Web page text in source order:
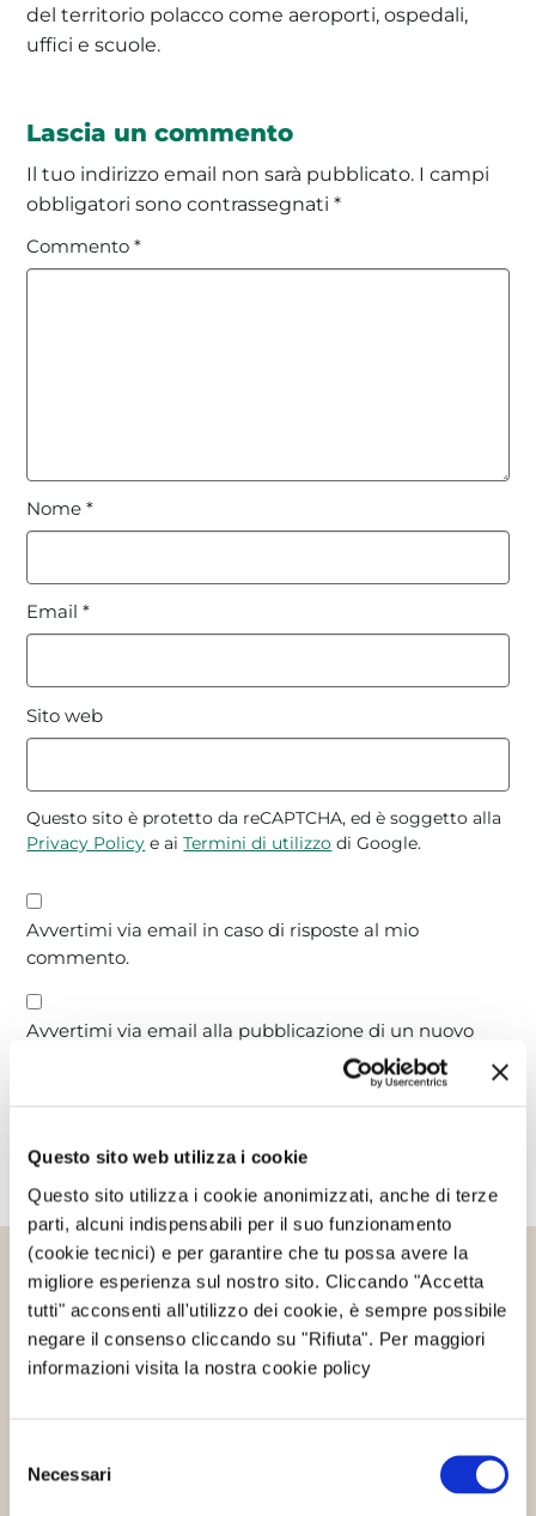
Questo sito web utilizza i cookie
Questo sito utilizza i cookie anonimizzati, anche di terze
parti, alcuni indispensabili per il suo funzionamento
(cookie tecnici) e per garantire che tu possa avere la
migliore esperienza sul nostro sito. Cliccando "Accetta
tutti" acconsenti all'utilizzo dei cookie, è sempre possibile
negare il consenso cliccando su "Rifiuta". Per maggiori
informazioni visita la nostra cookie policy
delNecessari
del territorio polacco come aeroporti, ospedali,
uffici e scuole.
Lascia un commento
Il tuo indirizzo email non sarà pubblicato. I campi
obbligatori sono contrassegnati*
Commento*
Nome*
Email*
Sito web
Questo sito è protetto da reCAPTCHA, ed è soggetto alla
Privacy Policy e aiTermini di utilizzo di Google.
Avvertimi via email in caso di risposte al mio
commento.
Avvertimi via email alla pubblicazione di un nuovo
Altri articoli che potrebbero
interessarti